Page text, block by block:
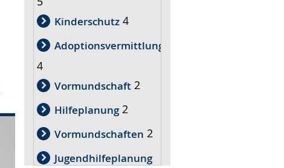
Kinderschutz 4
Adoptionsvermittlung
4
Vormundschaft 2
Hilfeplanung 2
Vormundschaften 2
Jugendhilfeplanung